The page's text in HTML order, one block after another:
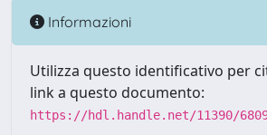
Informazioni
Utilizza questo identificativo per
link a questo documento:
https://hdl.handle.net/11390/